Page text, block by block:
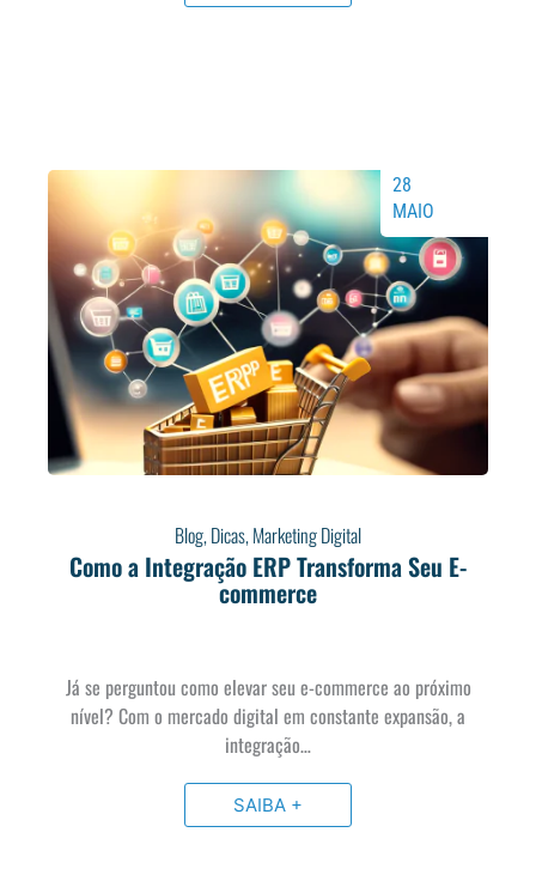
Blog,Dicas,Marketing Digital
Como a Integração ERP Transforma Seu E-
commerce
28
MAIO
Já se perguntou como elevar seu e-commerce ao próximo
nível? Com o mercado digital em constante expansão, a
integração…
SAIBA +